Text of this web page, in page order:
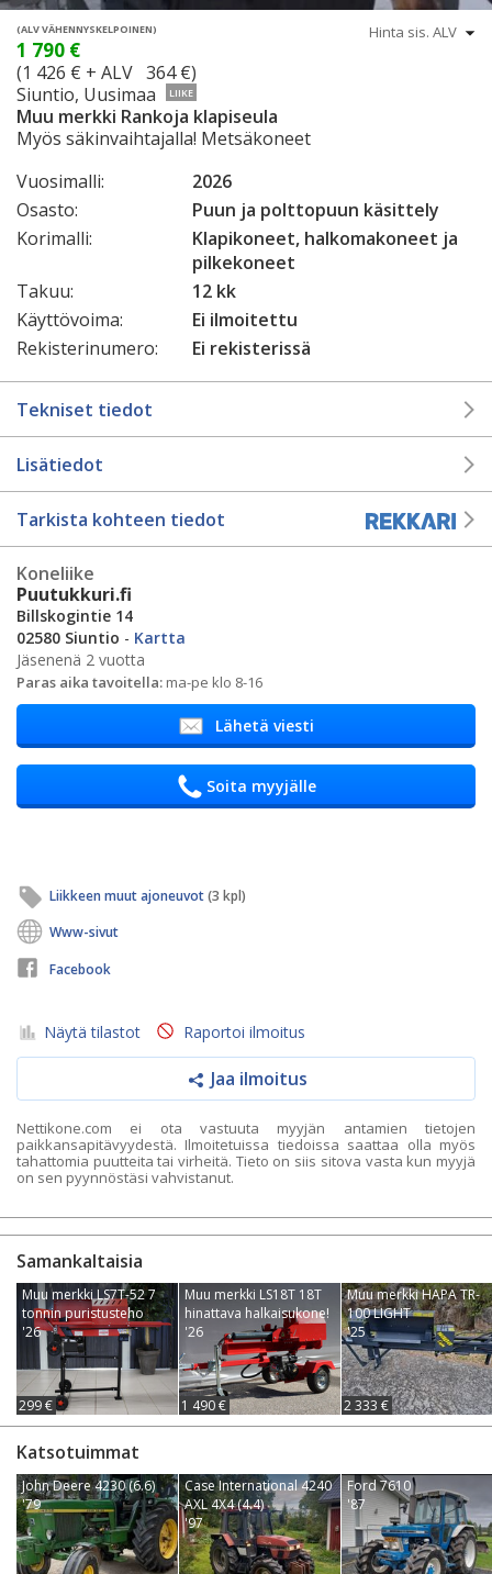
(ALV VÄHENNYSKELPOINEN)
1 790 €
(1 426 € + ALV 364 €)
Siuntio, Uusimaa
LIIKE
Muu merkki Rankoja klapiseula
Myös säkinvaihtajalla! Metsäkoneet
Vuosimalli:
2026
Osasto:
Puun ja polttopuun käsittely
Korimalli:
Klapikoneet, halkomakoneet ja
pilkekoneet
Takuu:
12 kk
Käyttövoima:
Ei ilmoitettu
Rekisterinumero:
Ei rekisterissä
Tekniset tiedot
Lisätiedot
Tarkista kohteen tiedot
Koneliike
Puutukkuri.fi
Billskogintie 14
02580 Siuntio - Kartta
Jäsenenä 2 vuotta
Paras aika tavoitella: ma-pe klo 8-16
Lähetä viesti
Soita myyjälle
Liikkeen muut ajoneuvot(3 kpl)
Www-sivut
Facebook
Näytä tilastot Raportoi ilmoitus
Jaa ilmoitus
Nettikone.com ei ota vastuuta myyjän antamien tietojen
paikkansapitävyydestä. Ilmoitetuissa tiedoissa saattaa olla myös
tahattomia puutteita tai virheitä. Tieto on siis sitova vasta kun myyjä
on sen pyynnöstäsi vahvistanut.
Samankaltaisia
Muu merkki LS7T-52 7
tonnin puristusteho
'26
299 €
Muu merkki LS18T 18T
hinattava halkaisukone!
'26
1 490 €
Muu merkki HAPA TR-
100 LIGHT
'25
2 333 €
Katsotuimmat
John Deere 4230 (6.6)
'79
Case International 4240
AXL 4X4 (4.4)
'97
Ford 7610
'87